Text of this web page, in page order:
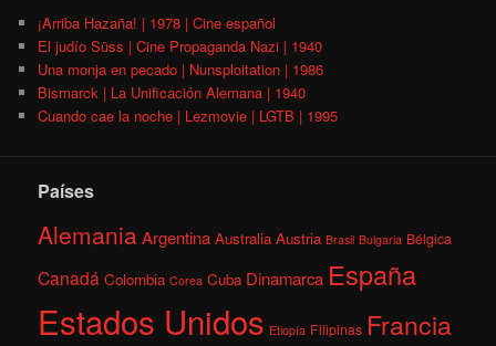
¡Arriba Hazaña! | 1978 | Cine español
El judío Süss | Cine Propaganda Nazi | 1940
Una monja en pecado | Nunsploitation | 1986
Bismarck | La Unificación Alemana | 1940
Cuando cae la noche | Lezmovie | LGTB | 1995
Países
AlemaniaArgentina Australia Austria Brasil Bulgaria Bélgica
Canadá Colombia Corea Cuba Dinamarca España
Estados Unidos Etiopía Filipinas Francia